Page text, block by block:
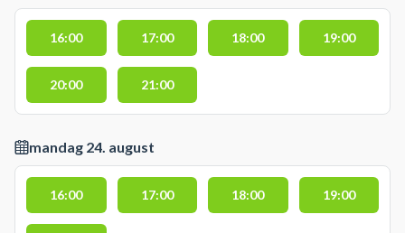
16:00 17:00 18:00 19:00
20:00 21:00
mandag 24. august
16:00 17:00 18:00 19:00